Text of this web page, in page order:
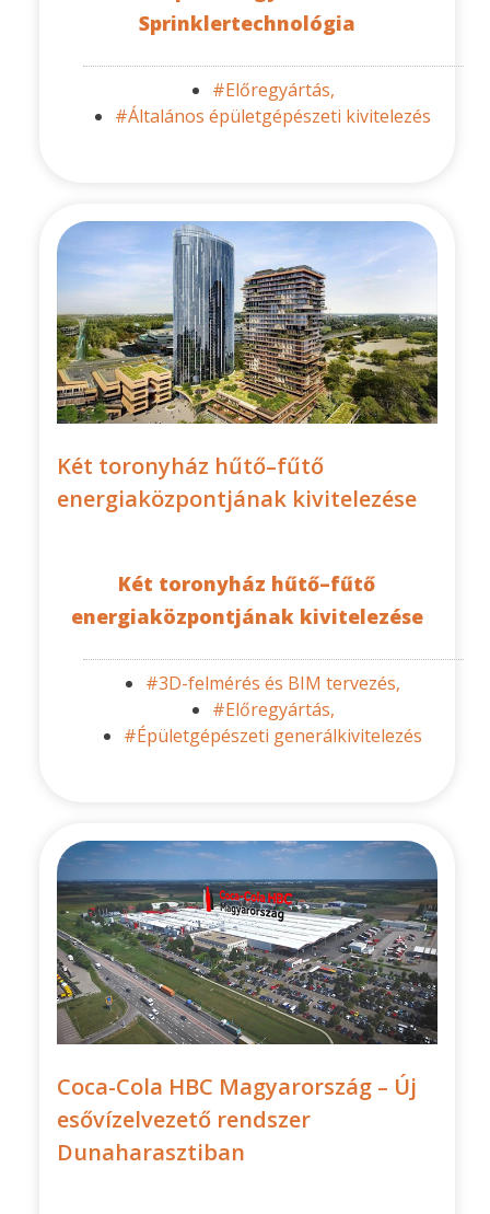
Sprinklertechnológia
#Előregyártás,
#Általános épületgépészeti kivitelezés
Két toronyház hűtő–fűtő
energiaközpontjának kivitelezése
Két toronyház hűtő–fűtő
energiaközpontjának kivitelezése
#3D-felmérés és BIM tervezés,
#Előregyártás,
#Épületgépészeti generálkivitelezés
Coca-Cola HBC Magyarország – Új
esővízelvezető rendszer
Dunaharasztiban